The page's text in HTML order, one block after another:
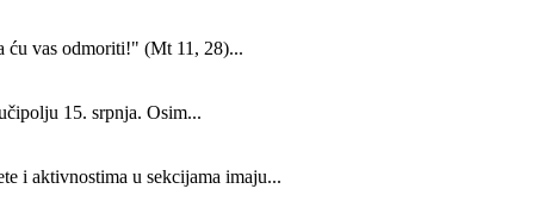
ću vas odmoriti!" (Mt 11, 28)...
15. srpnja. Osim...
i aktivnostima u sekcijama imaju...